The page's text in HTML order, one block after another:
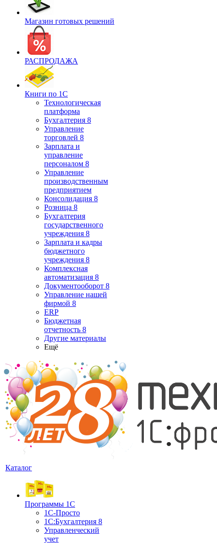
Магазин готовых решений
РАСПРОДАЖА
Книги по 1С
Технологическая
платформа
Бухгалтерия 8
Управление
торговлей 8
Зарплата и
управление
персоналом 8
Управление
производственным
предприятием
Консолидация 8
Розница 8
Бухгалтерия
государственного
учреждения 8
Зарплата и кадры
бюджетного
учреждения 8
Комплексная
автоматизация 8
Документооборот 8
Управление нашей
фирмой 8
ERP
Бюджетная
отчетность 8
Другие материалы
Ещё
Каталог
Программы 1С
1С-Просто
1С:Бухгалтерия 8
Управленческий
учет